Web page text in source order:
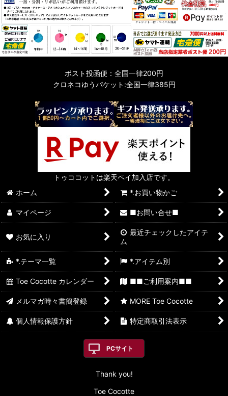
ポスト投函便：全国一律200円
クロネコゆうパケット:全国一律385円
トゥココットは楽天ペイ加入店です。
ホーム
*.お買い物かご
マイページ ■お問い合せ■
お気に入り
最近チェックしたアイテ
ム
*.テーマ一覧 *.アイテム別
Toe Cocotte カレンダー ■■ご利用案内■■
メルマガ時々書簡登録 MORE Toe Cocotte
個人情報保護方針 特定商取引法表示
PCサイト
Thank you!
Toe Cocotte